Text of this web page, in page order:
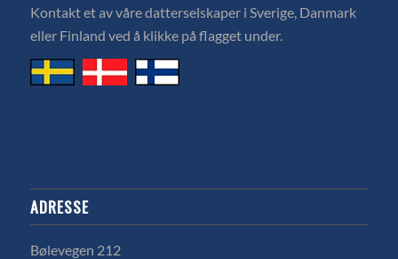
Kontakt et av våre datterselskaper i Sverige, Danmark
eller Finland ved å klikke på flagget under.
ADRESSE
Bølevegen 212